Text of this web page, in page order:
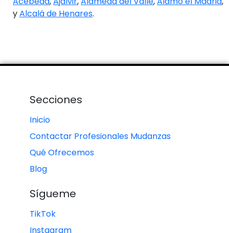
yAlcalá de Henares.
Secciones
Inicio
Contactar Profesionales Mudanzas
Qué Ofrecemos
Blog
Sígueme
TikTok
Instagram